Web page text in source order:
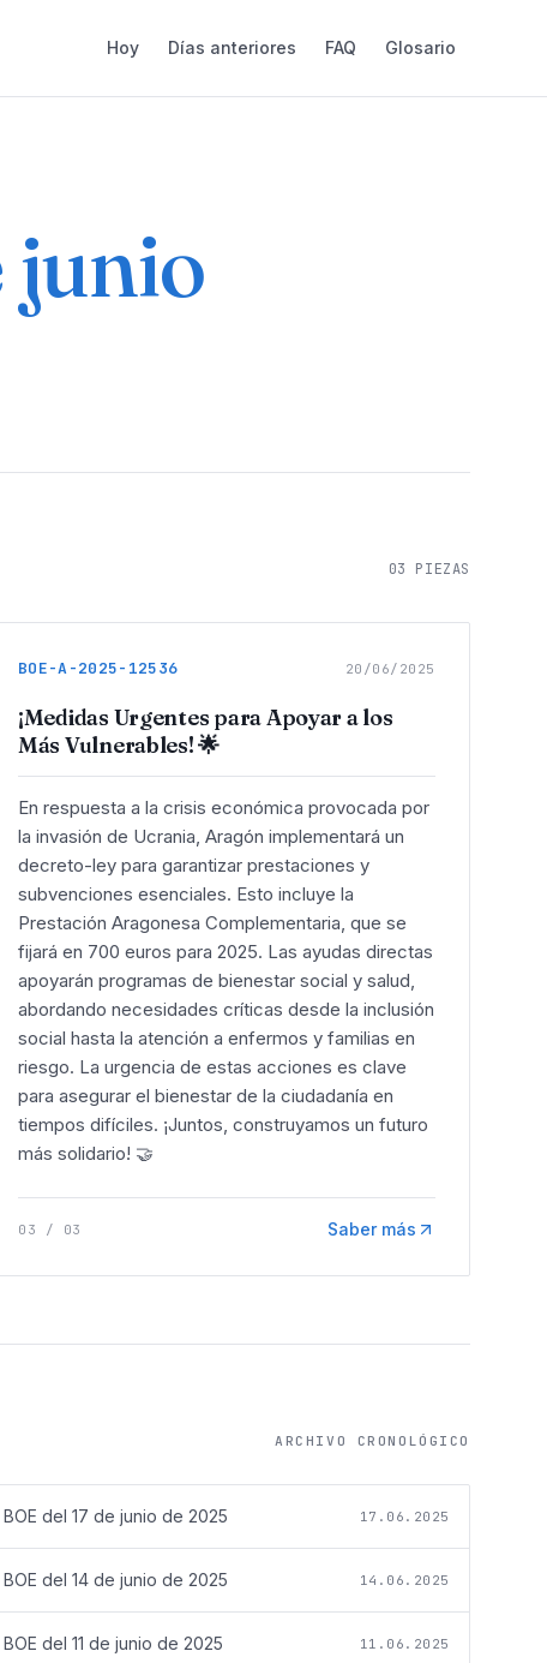
Hoy Días anteriores FAQ Glosario
junio
03 PIEZAS
BOE-A-2025-12536 20/06/2025
¡Medidas Urgentes para Apoyar a los
Más Vulnerables! 🌟
En respuesta a la crisis económica provocada por
la invasión de Ucrania, Aragón implementará un
decreto-ley para garantizar prestaciones y
subvenciones esenciales. Esto incluye la
Prestación Aragonesa Complementaria, que se
fijará en 700 euros para 2025. Las ayudas directas
apoyarán programas de bienestar social y salud,
abordando necesidades críticas desde la inclusión
social hasta la atención a enfermos y familias en
riesgo. La urgencia de estas acciones es clave
para asegurar el bienestar de la ciudadanía en
tiempos difíciles. ¡Juntos, construyamos un futuro
más solidario! 🤝
03 / 03 Saber más
ARCHIVO CRONOLÓGICO
BOE del 17 de junio de 2025 17.06.2025
BOE del 14 de junio de 2025 14.06.2025
BOE del 11 de junio de 2025 11.06.2025